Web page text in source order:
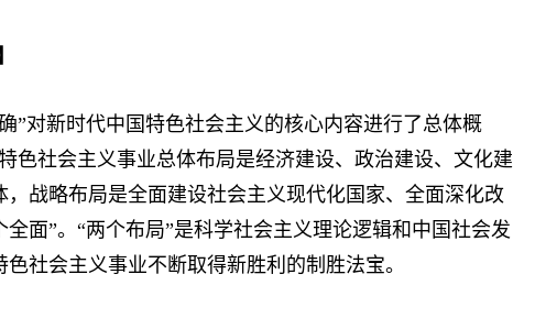
对新时代中国特色社会主义的核心内容进行了总体概
色社会主义事业总体布局是经济建设、政治建设、文化建
战略布局是全面建设社会主义现代化国家、全面深化改
面”。“两个布局”是科学社会主义理论逻辑和中国社会发
社会主义事业不断取得新胜利的制胜法宝。